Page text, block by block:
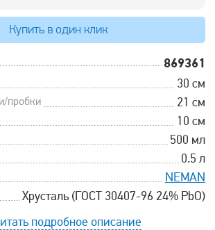
Купить в один клик
869361
30 см
пробки 21 см
10 см
500 мл
0.5 л
NEMAN
Хрусталь (ГОСТ 30407-96 24% PbO)
подробное описание